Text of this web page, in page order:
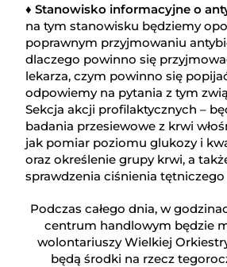
♦ Stanowisko informacyjne o
na tym stanowisku będziemy
poprawnym przyjmowaniu
dlaczego powinno się
lekarza, czym powinno się
odpowiemy na pytania z tym
Sekcja akcji profilaktycznych –
badania przesiewowe z krwi
jak pomiar poziomu glukozy i
oraz określenie grupy krwi, a
sprawdzenia ciśnienia tętniczego
Podczas całego dnia, w
centrum handlowym będzie
wolontariuszy Wielkiej
będą środki na rzecz